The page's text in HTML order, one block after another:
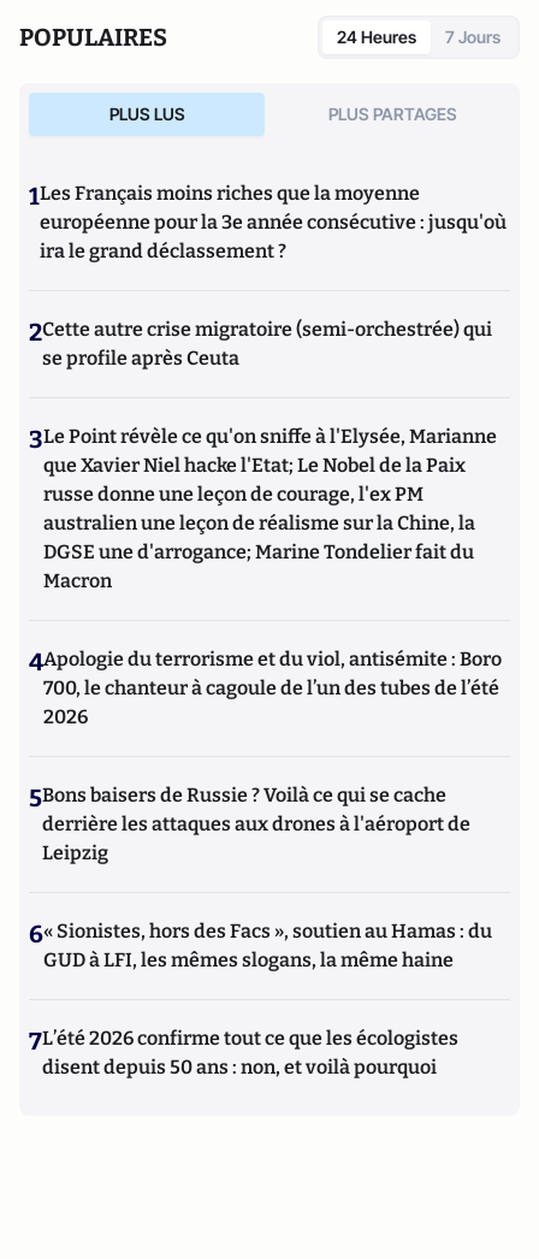
POPULAIRES 24 Heures 7 Jours
PLUS LUS PLUS PARTAGES
1Les Français moins riches que la moyenne
européenne pour la 3e année consécutive : jusqu'où
ira le grand déclassement ?
2Cette autre crise migratoire (semi-orchestrée) qui
se profile après Ceuta
3Le Point révèle ce qu'on sniffe à l'Elysée, Marianne
que Xavier Niel hacke l'Etat; Le Nobel de la Paix
russe donne une leçon de courage, l'ex PM
australien une leçon de réalisme sur la Chine, la
DGSE une d'arrogance; Marine Tondelier fait du
Macron
4Apologie du terrorisme et du viol, antisémite : Boro
700, le chanteur à cagoule de l’un des tubes de l’été
2026
5Bons baisers de Russie ? Voilà ce qui se cache
derrière les attaques aux drones à l'aéroport de
Leipzig
6« Sionistes, hors des Facs », soutien au Hamas : du
GUD à LFI, les mêmes slogans, la même haine
7L’été 2026 confirme tout ce que les écologistes
disent depuis 50 ans : non, et voilà pourquoi